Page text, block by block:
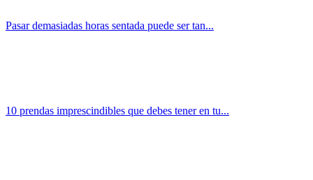
Pasar demasiadas horas sentada puede ser tan...
10 prendas imprescindibles que debes tener en tu...